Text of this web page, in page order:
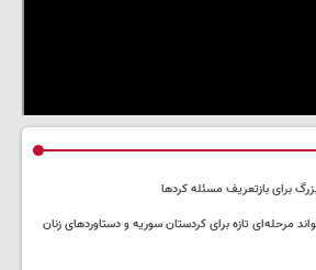
برای بازتعریف مسئله کردها
مرحله‌ای تازه برای کردستان سوریه و دستاوردهای زنان